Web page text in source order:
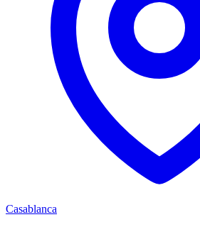
Casablanca